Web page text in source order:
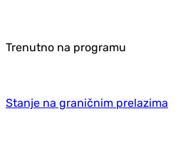
Trenutno na programu
Stanje na graničnim prelazima